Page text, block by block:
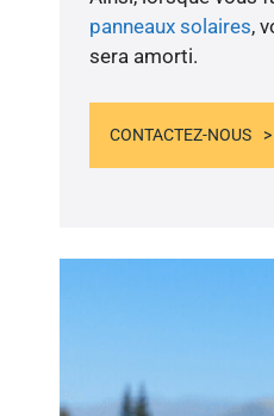
panneaux solaires,
sera amorti.
CONTACTEZ-NOUS